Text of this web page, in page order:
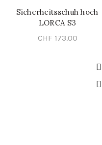
SCHNELL-EINKAUF
Sicherheitsschuh hoch
LORCA S3
CHF 173.00